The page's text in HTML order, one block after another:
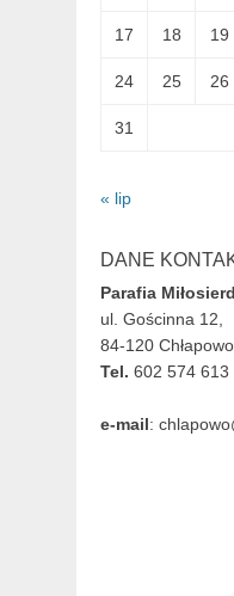
17 18 19
24 25 26
31
« lip
DANE
Parafia
ul. Gościnna 12,
84-120 Chłapowo
Tel. 602 574 613
e-mail: